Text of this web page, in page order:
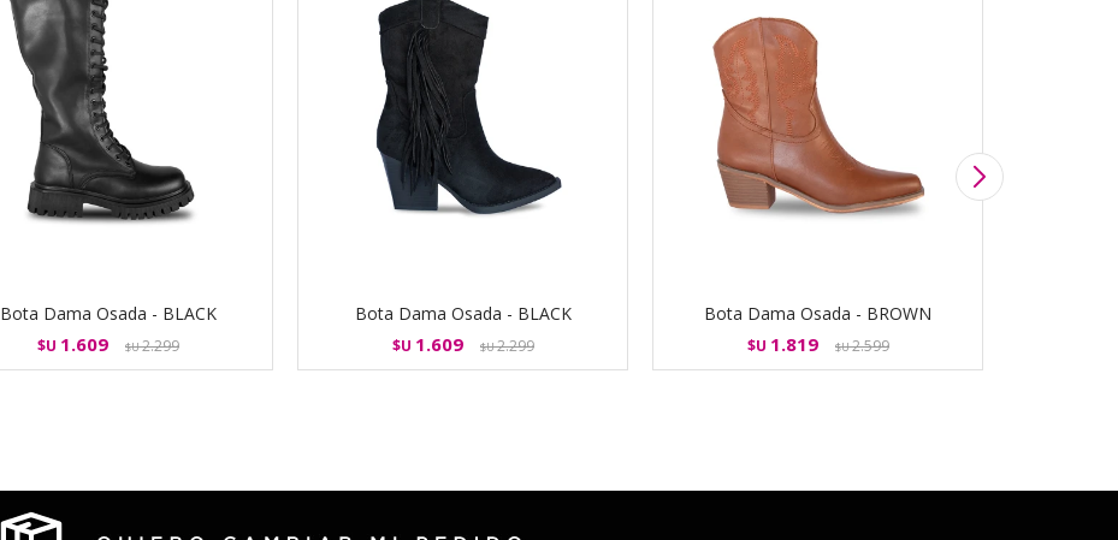
Bota Dama Osada - BLACK
$U 1.609 $U2.299
Bota Dama Osada - BLACK
$U 1.609 $U2.299
Bota Dama Osada - BROWN
$U 1.819 $U2.599